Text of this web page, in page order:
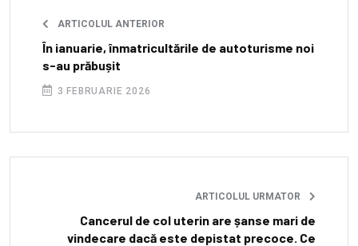
ARTICOLUL ANTERIOR
În ianuarie, înmatricultările de autoturisme noi
s-au prăbușit
3 FEBRUARIE 2026
ARTICOLUL URMATOR
Cancerul de col uterin are șanse mari de
vindecare dacă este depistat precoce. Ce